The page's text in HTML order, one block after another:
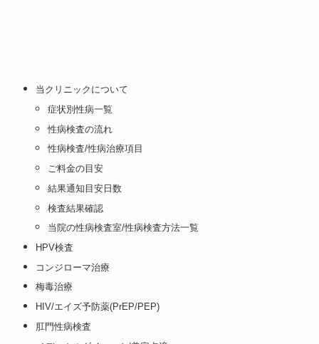
当クリニックについて
症状別性病一覧
性病検査の流れ
性病検査/性病治療項目
ご料金の目安
結果通知目安日数
検査結果確認
当院の性病検査室/性病検査方法一覧
HPV検査
コンジローマ治療
梅毒治療
HIV/エイズ予防薬(PrEP/PEP)
肛門性病検査